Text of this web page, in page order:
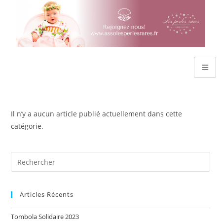
Il n’y a aucun article publié actuellement dans cette
catégorie.
Articles Récents
Tombola Solidaire 2023